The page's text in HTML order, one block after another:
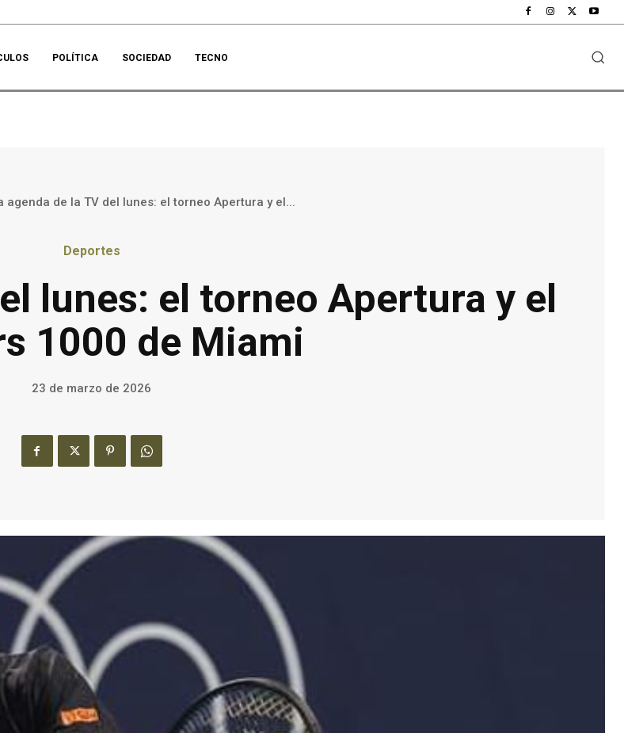
POLÍTICA SOCIEDAD TECNO
agenda de la TV del lunes: el torneo Apertura y el...
Deportes
lunes: el torneo Apertura y el
1000 de Miami
23 de marzo de 2026